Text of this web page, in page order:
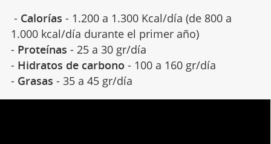
- Calorías - 1.200 a 1.300 Kcal/día (de 800 a
1.000 kcal/día durante el primer año)
- Proteínas - 25 a 30 gr/día
- Hidratos de carbono - 100 a 160 gr/día
- Grasas - 35 a 45 gr/día